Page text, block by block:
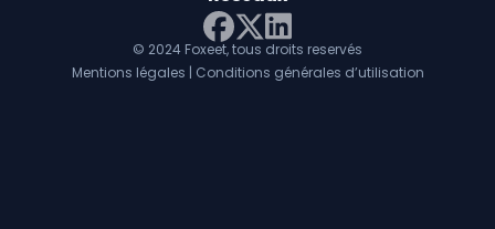
Facebook
Twitter X
LinkedIn
© 2024 Foxeet, tous droits reservés
Mentions légales | Conditions générales d’utilisation